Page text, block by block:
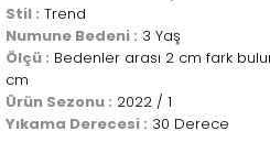
Stil : Trend
Numune Bedeni : 3 Yaş
Ölçü : Bedenler arası 2 cm fark
cm
Ürün Sezonu : 2022 / 1
Yıkama Derecesi : 30 Derece